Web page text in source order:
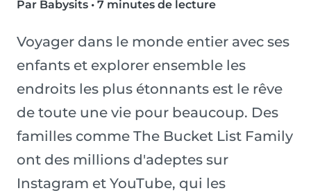
Par Babysits • 7 minutes de lecture
Voyager dans le monde entier avec ses
enfants et explorer ensemble les
endroits les plus étonnants est le rêve
de toute une vie pour beaucoup. Des
familles comme The Bucket List Family
ont des millions d'adeptes sur
Instagram et YouTube, qui les